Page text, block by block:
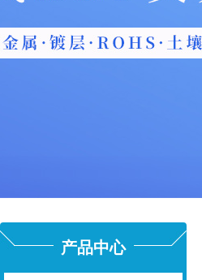
产品中心